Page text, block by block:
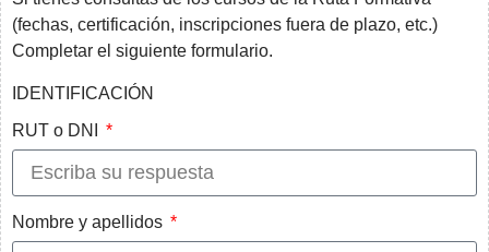
(fechas, certificación, inscripciones fuera de plazo, etc.)
Completar el siguiente formulario.
IDENTIFICACIÓN
RUT o DNI
Nombre y apellidos